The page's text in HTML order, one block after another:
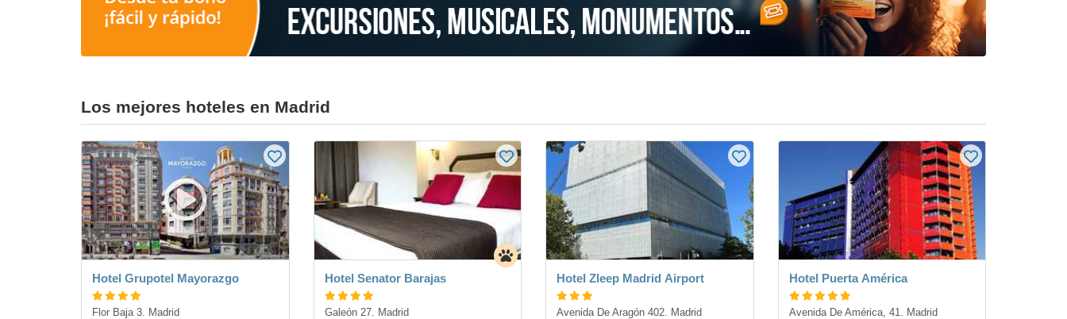
Los mejores hoteles en Madrid
Hotel Grupotel Mayorazgo
Flor Baja 3. Madrid
Hotel Senator Barajas
Galeón 27. Madrid
Hotel Zleep Madrid Airport
Avenida De Aragón 402. Madrid
Hotel Puerta América
Avenida De América, 41. Madrid